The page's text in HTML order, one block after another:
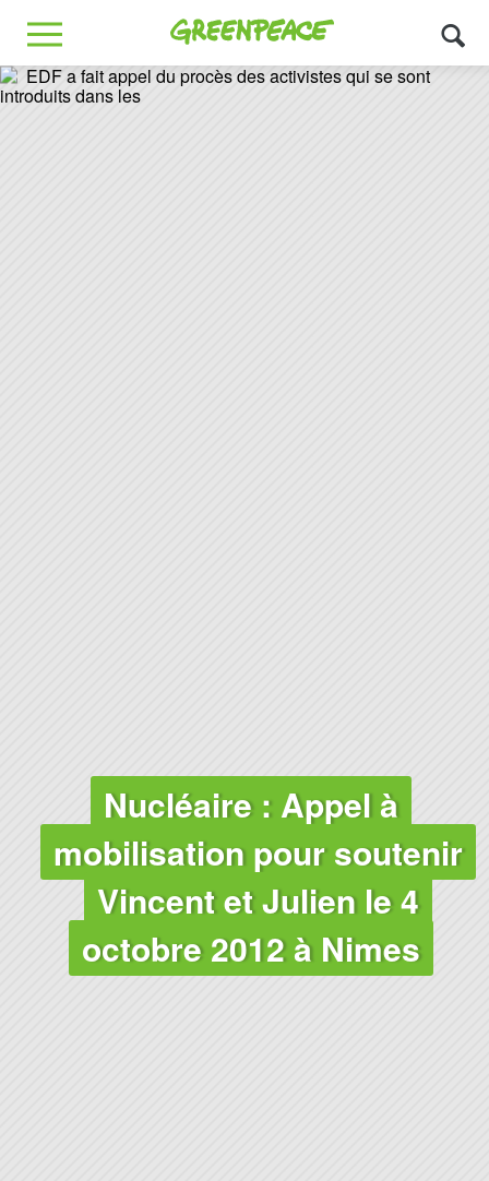
Greenpeace
MENU
Nucléaire : Appel à
mobilisation pour soutenir
Vincent et Julien le 4
octobre 2012 à Nimes